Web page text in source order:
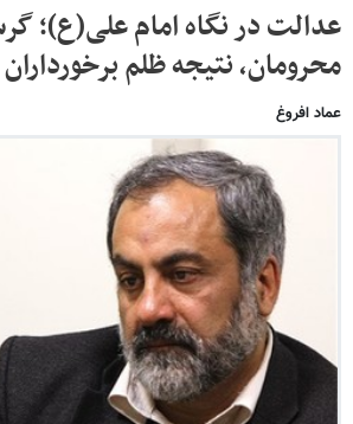
عدالت در نگاه امام علی(ع)؛
محرومان، نتیجه ظلم
عماد افروغ